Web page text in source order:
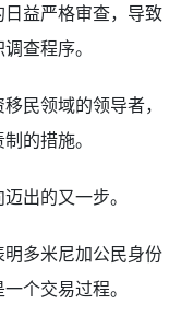
益严格审查，导致
查程序。
民领域的领导者，
的措施。
出的又一步。
多米尼加公民身份
个交易过程。